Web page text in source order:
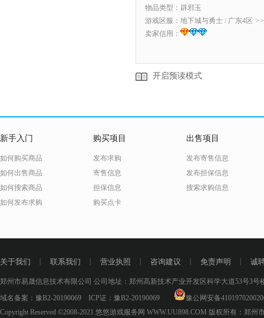
物品类型：辟邪玉
游戏区服： 地下城与勇士 / 广东4区
卖家信用：
开启预读模式
新手入门
如何购买商品
如何出售商品
如何搜索商品
如何发布求购
购买项目
发布求购
寄售信息
担保信息
购买点卡
出售项目
发布寄售信息
发布担保信息
搜索求购信息
关于我们 联系我们 营业执照 咨询建议 免责声明 诚
郑州市易晟信息技术有限公司 公司地址：郑州高新技术产业开发区科学大道53号3号
域名备案： 豫B2-20190069 ICP证： 豫B2-20190069
豫公网安备
Copyright Reserved ©2008-2021 悠悠游戏服务网 WWW.UU898.COM 版权所有：郑州